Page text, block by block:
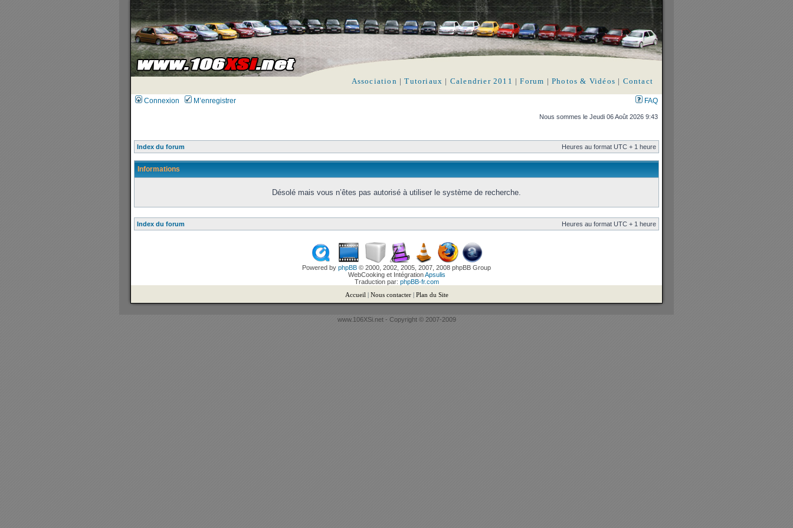
Association |Tutoriaux | Calendrier 2011 |Forum | Photos & Vidéos | Contact
Connexion M’enregistrer FAQ
Nous sommes le Jeudi 06 Août 2026 9:43
Index du forum Heures au format UTC + 1 heure
Informations
Désolé mais vous n’êtes pas autorisé à utiliser le système de recherche.
Index du forum Heures au format UTC + 1 heure
Powered by phpBB © 2000, 2002, 2005, 2007, 2008 phpBB Group
WebCooking et IntégrationApsulis
Traduction par: phpBB-fr.com
Accueil | Nous contacter| Plan du Site
www.106XSi.net - Copyright © 2007-2009